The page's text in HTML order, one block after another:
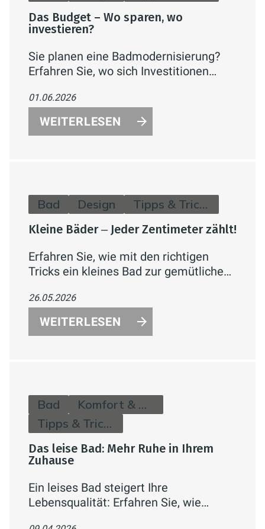
Das Budget – Wo sparen, wo
investieren?
Sie planen eine Badmodernisierung?
Erfahren Sie, wo sich Investitionen
Installation, Lüftung) und an welchen
Stellen Sie clever sparen können –
inklusive Kostenrichtwerten.
01.06.2026
WEITERLESEN
Bad Design Tipps & Tricks
Kleine Bäder ‒ Jeder Zentimeter zählt!
Erfahren Sie, wie mit den richtigen
Tricks ein kleines Bad zur gemütlichen
Nische wird.
26.05.2026
WEITERLESEN
Bad
Komfort & Hygiene
Tipps & Tricks
Das leise Bad: Mehr Ruhe in Ihrem
Zuhause
Ein leises Bad steigert Ihre
Lebensqualität: Erfahren Sie, wie